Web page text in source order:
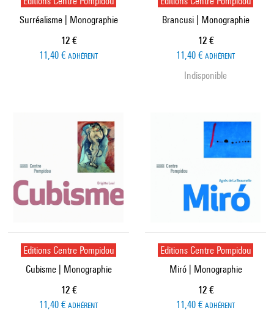
Surréalisme | Monographie
Prix ​​actuel
12 €
11,40 € ADHÉRENT
Brancusi | Monographie
Prix ​​actuel
12 €
11,40 € ADHÉRENT
Indisponible
Editions Centre Pompidou
Cubisme | Monographie
Prix ​​actuel
12 €
11,40 € ADHÉRENT
Editions Centre Pompidou
Miró | Monographie
Prix ​​actuel
12 €
11,40 € ADHÉRENT